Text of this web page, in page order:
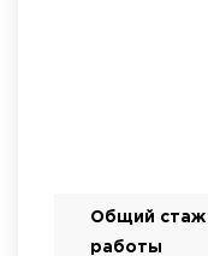
Общий стаж
работы